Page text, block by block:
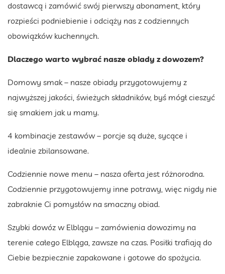
dostawcą i zamówić swój pierwszy abonament, który
rozpieści podniebienie i odciąży nas z codziennych
obowiązków kuchennych.
Dlaczego warto wybrać nasze obiady z dowozem?
Domowy smak – nasze obiady przygotowujemy z
najwyższej jakości, świeżych składników, byś mógł cieszyć
się smakiem jak u mamy.
4 kombinacje zestawów – porcje są duże, sycące i
idealnie zbilansowane.
Codziennie nowe menu – nasza oferta jest różnorodna.
Codziennie przygotowujemy inne potrawy, więc nigdy nie
zabraknie Ci pomysłów na smaczny obiad.
Szybki dowóz w Elblągu – zamówienia dowozimy na
terenie całego Elbląga, zawsze na czas. Posiłki trafiają do
Ciebie bezpiecznie zapakowane i gotowe do spożycia.